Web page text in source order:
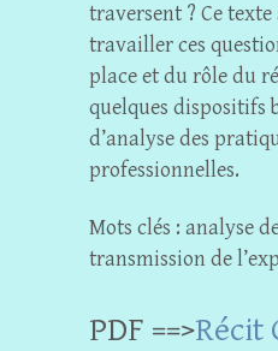
traversent ? Ce
travailler ces
place et du rôle du
quelques dispositifs
d’analyse des
professionnelles.
Mots clés : analyse
transmission de
PDF ==>Récit